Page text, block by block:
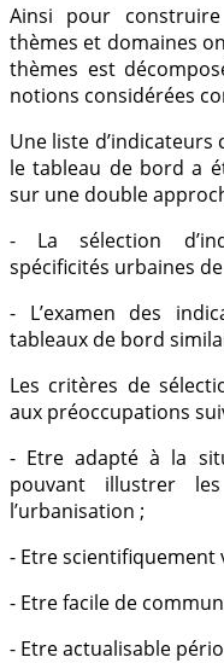
Ainsi pour
thèmes et domaines
thèmes est
notions considérées
Une liste
le tableau de bord a
sur une double
- La sélection
spécificités urbaines
- L’examen des
tableaux de bord
Les critères de
aux préoccupations
- Etre adapté à la
pouvant illustrer
l’urbanisation ;
- Etre scientifiquement
- Etre facile de
- Etre actualisable